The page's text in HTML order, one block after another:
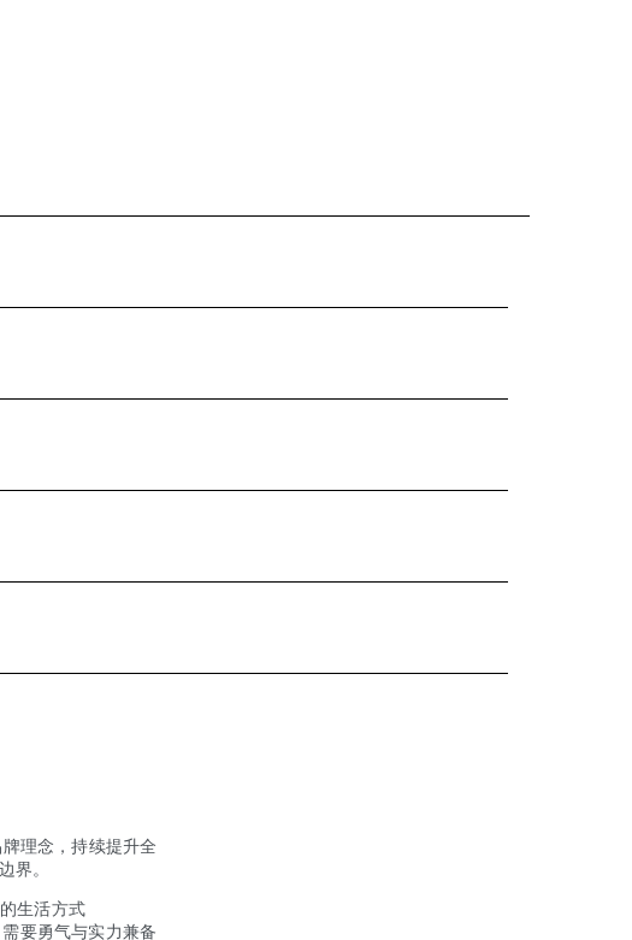
理念，持续提升全
界。
生活方式
要勇气与实力兼备